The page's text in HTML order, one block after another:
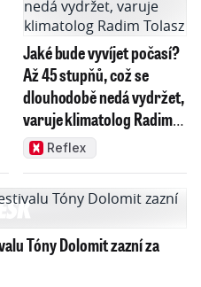
Jaké bude vyvíjet počasí?
Až 45 stupňů, což se
dlouhodobě nedá vydržet,
varuje klimatolog Radim
TolaszReflex
Tóny Dolomit zazní za